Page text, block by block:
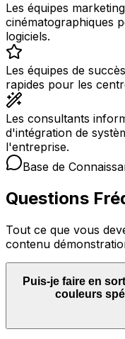
Les équipes
cinématographiques
logiciels.
Les équipes de
rapides pour les
Les consultants
d'intégration de
l'entreprise.
Base de
Questions
Tout ce que vous
contenu
Puis-je faire en
couleurs